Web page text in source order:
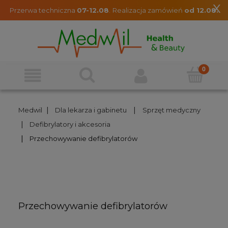
x
Przerwa techniczna 07-12.08 Realizacja zamówień od 12.08.
Medwil | Dla lekarza i gabinetu | Sprzęt medyczny
| Defibrylatory i akcesoria
| Przechowywanie defibrylatorów
Przechowywanie defibrylatorów